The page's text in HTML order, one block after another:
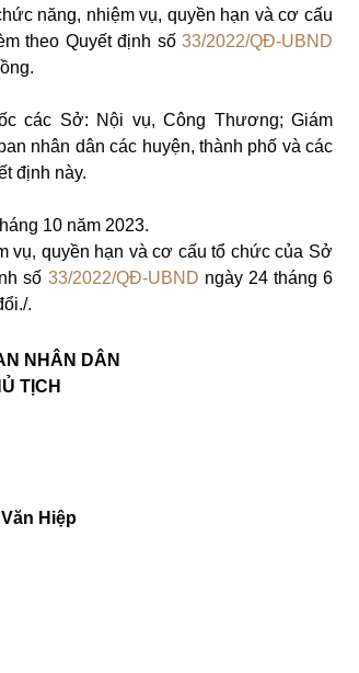
năng, nhiệm vụ, quyền hạn và cơ cấu
theo Quyết định số 33/2022/QĐ-UBND
các Sở: Nội vụ, Công Thương; Giám
nhân dân các huyện, thành phố và các
định này.
10 năm 2023.
vụ, quyền hạn và cơ cấu tổ chức của Sở
số 33/2022/QĐ-UBND ngày 24 tháng 6
.
NHÂN DÂN
TỊCH
Hiệp